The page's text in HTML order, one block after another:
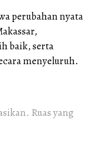
perubahan nyata
baik, serta
menyeluruh.
Ruas yang